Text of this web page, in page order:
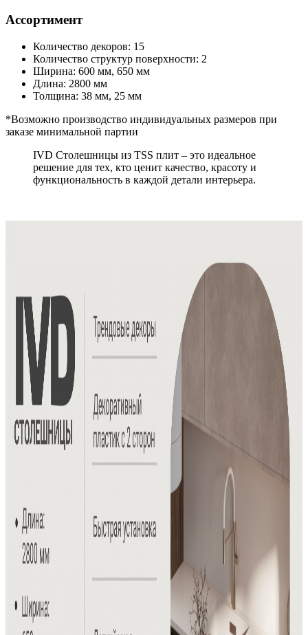
Ассортимент
Количество декоров: 15
Количество структур поверхности: 2
Ширина: 600 мм, 650 мм
Длина: 2800 мм
Толщина: 38 мм, 25 мм
*Возможно производство индивидуальных размеров при
заказе минимальной партии
IVD Cтолешницы из TSS плит – это идеальное
решение для тех, кто ценит качество, красоту и
функциональность в каждой детали интерьера.